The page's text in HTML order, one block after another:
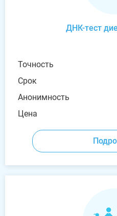
ДНК-тест
Точность
Срок
Анонимность
Цена